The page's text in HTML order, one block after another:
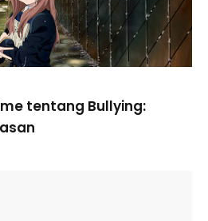
tentang Bullying: